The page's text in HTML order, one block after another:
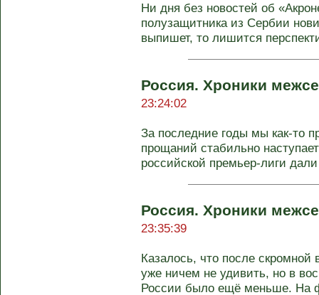
Ни дня без новостей об
полузащитника из Сербии
выпишет, то лишится
Россия. Хроники
23:24:02
За последние годы мы как-то
прощаний стабильно
российской премьер-лиги
Россия. Хроники
23:35:39
Казалось, что после скромной
уже ничем не удивить, но в
России было ещё меньше. На